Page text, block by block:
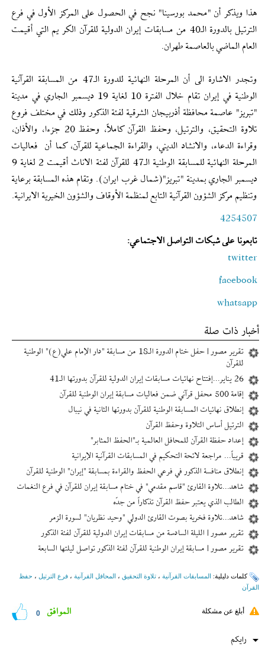
هذا ويذكر أن "محمد بورسينا" نجح في الحصول على المركز الأول في فرع
الترتيل بالدورة الـ40 من مسابقات إیران الدولية للقرآن الكر يم التي أقيمت
العام الماضي بالعاصمة طهران.
وتجدر الاشارة الى أن المرحلة النهائية للدورة الـ47 من المسابقة القرآنية
الوطنية في إیران تقام خلال الفترة 10 لغایة 19 ديسمبر الجاري في مدينة
"تبريز" عاصمة محافظة أذربيجان الشرقية لفئة الذكور وذلك في مختلف فروع
تلاوة التحقيق، والترتيل، وحفظ القرآن كاملاً، وحفظ 20 جزءا، والأذان،
وقراءة الدعاء، والانشاد الديني، والقراءة الجماعية للقرآن، كما أن فعاليات
المرحلة النهائية للمسابقة الوطنية الـ47 للقرآن لفئة الاناث أقيمت 2 لغاية 9
ديسمبر الجاري بمدينة "تبريز"(شمال غرب ايران). وتقام هذه المسابقة برعاية
وتنظيم مركز الشؤون القرآنية التابع لمنظمة الأوقاف والشؤون الخيرية الايرانية.
4254507
تابعونا على شبكات التواصل الاجتماعي:
twitter
facebook
whatsapp
أخبار ذات صلة
تقرير مصور | حفل ختام الدورة الـ18 من مسابقة "دار الإمام علي(ع)" الوطنية
للقرآن
26 يناير...إفتتاح نهائيات مسابقات إیران الدولية للقرآن بدورتها الـ41
إقامة 500 محفل قرآني ضمن فعاليات مسابقة إيران الوطنية للقرآن
إنطلاق نهائيات المسابقة الوطنية للقرآن بدورتها الثانية في نيبال
الترتيل أساس التلاوة وحفظ القرآن
إعداد حفظة القرآن للمحافل العالمية بـ"الحفظ المثابر"
قريباً... مراجعة لائحة التحكيم في المسابقات القرآنية الإيرانية
إنطلاق منافسة الذكور في فرعي الحفظ والقراءة بمسابقة "إیران" الوطنية للقرآن
شاهد...تلاوة القارئ "قاسم مقدمي" في ختام مسابقة إیران للقرآن في فرع النغمات
الطالب الذي يعتبر حفظ القرآن تذكاراً من جدّه
شاهد...تلاوة فخرية بصوت القارئ الدولي "وحيد نظريان" لسورة الزمر
تقرير مصور | الليلة السادسة من مسابقات إیران الدولية للقرآن لفئة الذكور
تقرير مصور | مسابقة إیران الوطنية للقرآن لفئة الذكور تواصل ليلتها السابعة
کلمات دلیلیة: المسابقات القرآنیة ، تلاوة التحقیق ، المحافل القرآنیة ، فرع الترتيل ، حفظ
القرآن
أبلغ عن مشكلة 0 الموافق
رایکم